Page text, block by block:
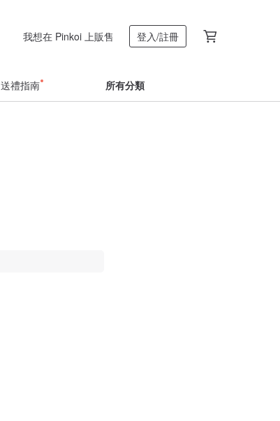
我想在 Pinkoi 上販售 登入/註冊
送禮指南 所有分類